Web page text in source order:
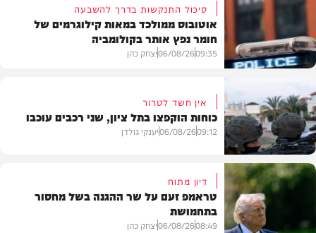
חדשות
סיכול התנקשות בדרך להשבעה
אוטובוס ממולכד במאות קילוגרמים של
חומר נפץ אותר בקולומביה
09:35
06/08/26יצחק כהן
חדשות
אין חשד לטרור
כוחות הוקפצו בתל ציון, שני רכבים עוכבו
09:12
06/08/26יענקי גולדן
דיון מתוח
טראמפ זעם על שר ההגנה בשל מחסור
בתחמושת
08:49
06/08/26יצחק כהן